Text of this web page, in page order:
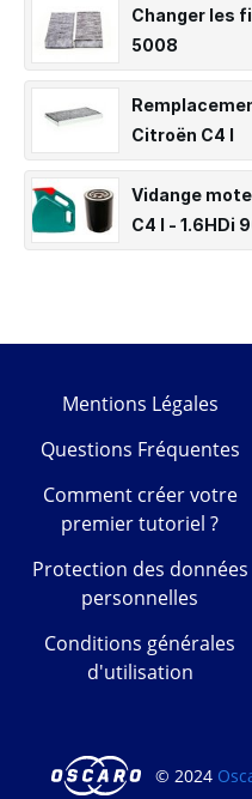
Changer les
5008
Citroën C4 I
Vidange
C4 I - 1.6HDi
Mentions Légales
Questions Fréquentes
Comment créer votre
premier tutoriel ?
Protection des données
personnelles
Conditions générales
d'utilisation
© 2024